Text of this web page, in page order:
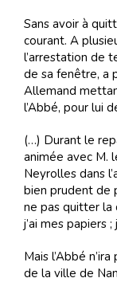
Sans avoir à
courant. A
l’arrestation de
de sa fenêtre, a
Allemand
l’Abbé, pour lui
(…) Durant le
animée avec M.
Neyrolles dans
bien prudent de
ne pas quitter la
j’ai mes papiers
Mais l’Abbé
de la ville de